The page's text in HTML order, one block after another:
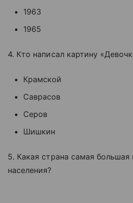
1963
1965
4. Кто написал картину
Крамской
Саврасов
Серов
Шишкин
5. Какая страна самая большая
населения?